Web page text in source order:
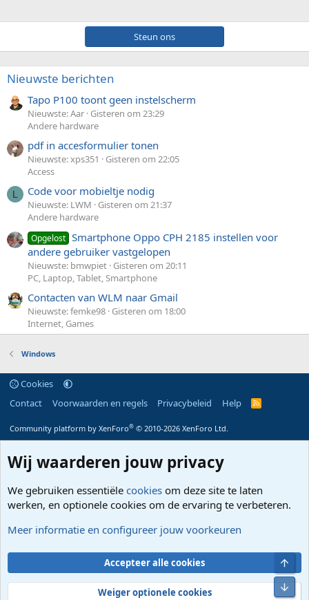
Steun ons
Nieuwste berichten
Tapo P100 toont geen instelscherm
Nieuwste: Aar Gisteren om 23:29
Andere hardware
pdf in accesformulier tonen
Nieuwste: xps351
Gisteren om 22:05
Access
L Code voor mobieltje nodig
Nieuwste: LWM
Gisteren om 21:37
Andere hardware
Opgelost Smartphone Oppo CPH 2185 instellen voor
andere gebruiker vastgelopen
Nieuwste: bmwpiet Gisteren om 20:11
PC, Laptop, Tablet, Smartphone
Contacten van WLM naar Gmail
Nieuwste: femke98 Gisteren om 18:00
Internet, Games
Windows
Cookies
Contact
Voorwaarden en regels Privacybeleid Help
R
Community platform by XenForo® © 2010-2026 XenForo Ltd.
Wij waarderen jouw privacy
We gebruiken essentiële cookies om deze site te laten
werken, en optionele cookies om de ervaring te verbeteren.
Meer informatie en configureer jouw voorkeuren
Accepteer alle cookies
Weiger optionele cookies